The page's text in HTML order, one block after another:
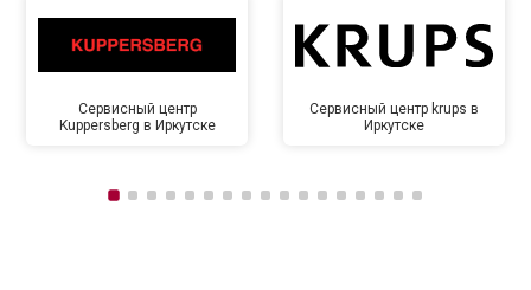
Сервисный центр
Kuppersberg в Иркутске
Сервисный центр krups в
Иркутске